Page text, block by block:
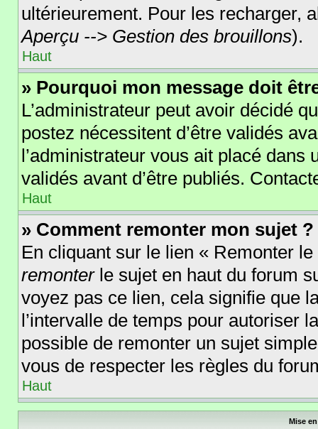
ultérieurement. Pour les recharger,
Aperçu --> Gestion des brouillons).
Haut
» Pourquoi mon message doit
L’administrateur peut avoir décidé
postez nécessitent d’être validés
l’administrateur vous ait placé
validés avant d’être publiés.
Haut
» Comment remonter mon sujet ?
En cliquant sur le lien « Remonter
remonterle sujet en haut du forum
voyez pas ce lien, cela signifie que
l’intervalle de temps pour autoriser
possible de remonter un sujet
vous de respecter les règles du
Haut
Mise